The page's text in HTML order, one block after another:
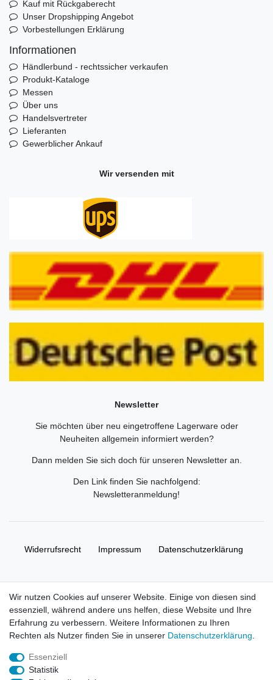
Kauf mit Rückgaberecht
Unser Dropshipping Angebot
Vorbestellungen Erklärung
Informationen
Händlerbund - rechtssicher verkaufen
Produkt-Kataloge
Messen
Über uns
Handelsvertreter
Lieferanten
Gewerblicher Ankauf
Wir versenden mit
Newsletter
Sie möchten über neu eingetroffene Lagerware oder
Neuheiten allgemein informiert werden?
Dann melden Sie sich doch für unseren Newsletter an.
Den Link finden Sie nachfolgend:
Newsletteranmeldung!
Widerrufs­recht Impressum Daten­schutz­erklärung
© Copyright 2026 | Alle Rechte vorbehalten. HL-
Handelsgesellschaft mbH.
Alle Markennamen, Warenzeichen sowie sämtliche Produktbilder
und Beschreibungen sind Eigentum Ihrer rechtmäßigen
Wir nutzen Cookies auf unserer Website. Einige von diesen sind
essenziell, während andere uns helfen, diese Website und Ihre
Erfahrung zu verbessern. Weitere Informationen zu Ihren
Rechten als Nutzer finden Sie in unserer Daten­schutz­erklärung
Essenziell
Statistik